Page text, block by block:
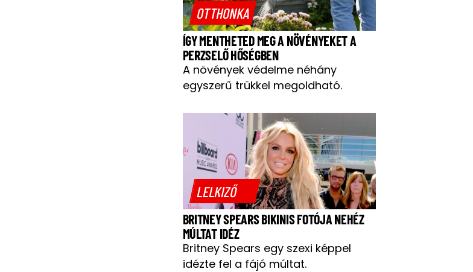
OTTHONKA
ÍGY MENTHETED MEG A NÖVÉNYEKET A
PERZSELŐ HŐSÉGBEN
A növények védelme néhány
egyszerű trükkel megoldható.
LELKIZŐ
BRITNEY SPEARS BIKINIS FOTÓJA NEHÉZ
MÚLTAT IDÉZ
Britney Spears egy szexi képpel
idézte fel a fájó múltat.